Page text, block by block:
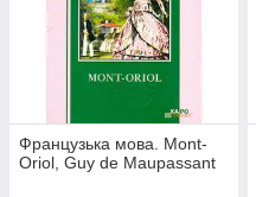
Французька мова. Mont-
Oriol, Guy de Maupassant